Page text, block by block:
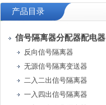
产品目录
信号隔离器分配器配电器
反向信号隔离器
无源信号隔离变送器
二入二出信号隔离器
一入四出信号隔离器